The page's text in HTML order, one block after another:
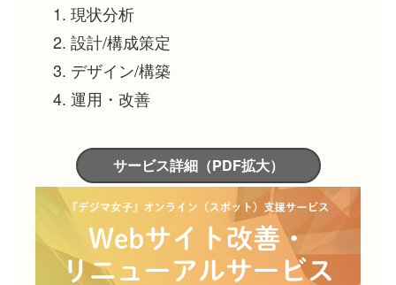
現状分析
設計/構成策定
デザイン/構築
運用・改善
サービス詳細（PDF拡大）